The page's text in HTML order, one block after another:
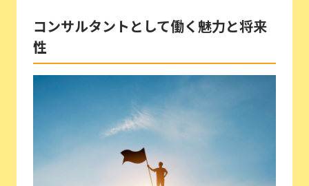
コンサルタントとして働く魅力と将来
性